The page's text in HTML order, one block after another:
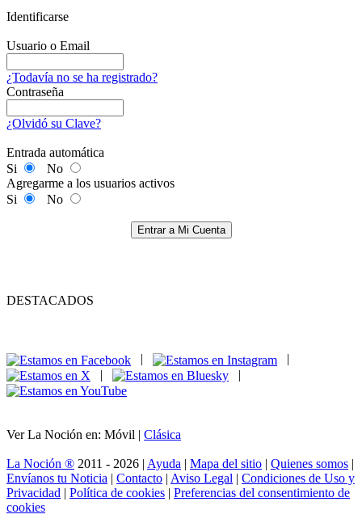
Identificarse
Usuario o Email
¿Todavía no se ha registrado?
Contraseña
¿Olvidó su Clave?
Entrada automática
Si
No
Agregarme a los usuarios activos
Si
No
Entrar a Mi Cuenta
DESTACADOS
|
|
Ver La Noción en: Móvil | Clásica
La Noción ® 2011 - 2026 | Ayuda | Mapa del sitio | Quienes somos |
Envíanos tu Noticia | Contacto | Aviso Legal | Condiciones de Uso y
Privacidad | Política de cookies | Preferencias del consentimiento de
cookies